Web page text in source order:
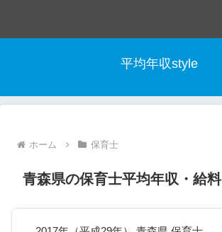
平均年収style
ホーム 保育士
青森県の保育士平均年収・給料